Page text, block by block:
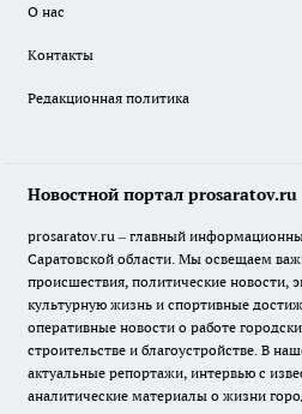
О нас
Контакты
Редакционная политика
Новостной портал prosaratov.ru
prosaratov.ru – главный
Саратовской области. Мы освещаем
происшествия, политические новости,
культурную жизнь и спортивные
оперативные новости о работе
строительстве и благоустройстве. В
актуальные репортажи, интервью с
аналитические материалы о жизни